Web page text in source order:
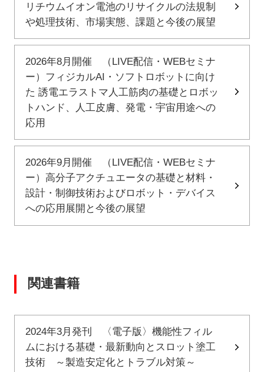
リチウムイオン電池のリサイクルの法規制
や処理技術、市場実態、課題と今後の展望
2026年8月開催 （LIVE配信・WEBセミナ
ー）フィジカルAI・ソフトロボットに向け
た 誘電エラストマ人工筋肉の基礎とロボッ
トハンド、人工皮膚、発電・宇宙用途への
応用
2026年9月開催 （LIVE配信・WEBセミナ
ー）高分子アクチュエータの基礎と材料・
設計・制御技術およびロボット・デバイス
への応用展開と今後の展望
関連書籍
2024年3月発刊 〈電子版〉機能性フィル
ムにおける基礎・最新動向とスロット塗工
技術 ～製造安定化とトラブル対策～